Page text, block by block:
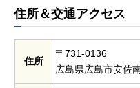
住所＆交通アクセス
住所
〒731-0136
広島県広島市安佐